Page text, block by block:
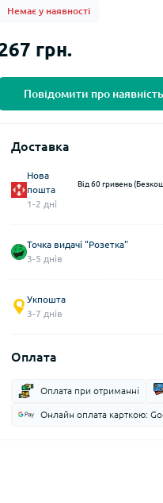
Немає у наявності
грн.
Повідомити про наявність
Доставка
Нова
пошта
1-2 дні
Від 60 гривень
Точка видачі "Розетка"
3-5 днів
Укпошта
3-7 днів
Оплата
Оплата при отриманні
Онлайн оплата карткою: